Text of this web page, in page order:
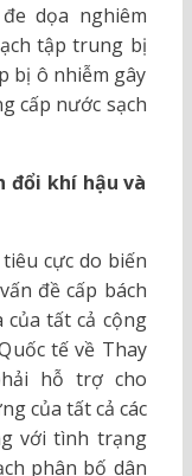
dọa nghiêm
tập trung bị
bị ô nhiễm gây
cấp nước sạch
đổi khí hậu và
cực do biến
đề cấp bách
tất cả cộng
tế về Thay
hỗ trợ cho
của tất cả các
với tình trạng
phân bố dân